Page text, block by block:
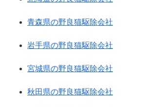
青森県の野良猫駆除会社
岩手県の野良猫駆除会社
宮城県の野良猫駆除会社
秋田県の野良猫駆除会社